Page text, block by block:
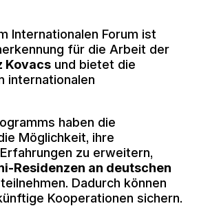
Internationalen Forum ist
für die Arbeit der
Kovacs und bietet die
internationalen
haben die
Möglichkeit, ihre
zu erweitern,
Residenzen an deutschen
teilnehmen. Dadurch können
Kooperationen sichern.